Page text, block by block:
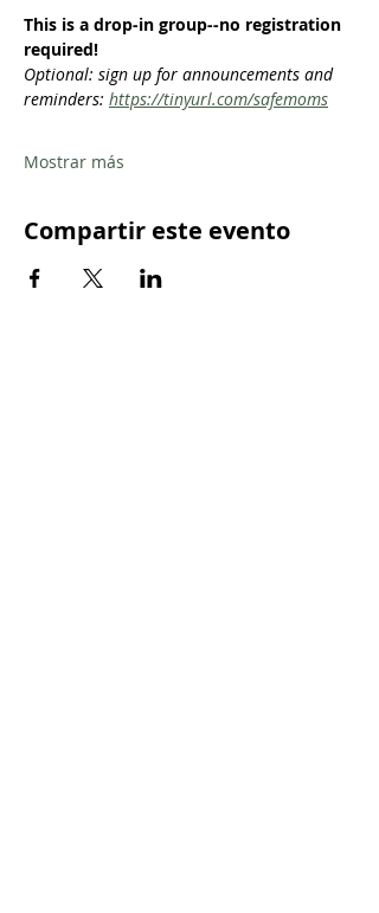
This is a drop-in group--no registration
required!
Optional: sign up for announcements and
reminders: https://tinyurl.com/safemoms
Mostrar más
Compartir este evento